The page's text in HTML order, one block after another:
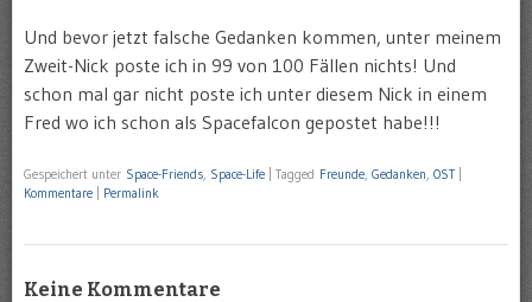
Und bevor jetzt falsche Gedanken kommen, unter meinem
Zweit-Nick poste ich in 99 von 100 Fällen nichts! Und
schon mal gar nicht poste ich unter diesem Nick in einem
Fred wo ich schon als Spacefalcon gepostet habe!!!
Gespeichert unter Space-Friends, Space-Life Tagged Freunde, Gedanken, OST
Kommentare
Permalink
Keine Kommentare